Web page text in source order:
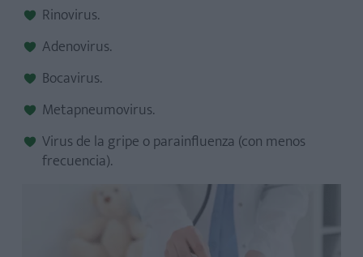
Rinovirus.
Adenovirus.
Bocavirus.
Metapneumovirus.
Virus de la gripe o parainfluenza (con menos
frecuencia).